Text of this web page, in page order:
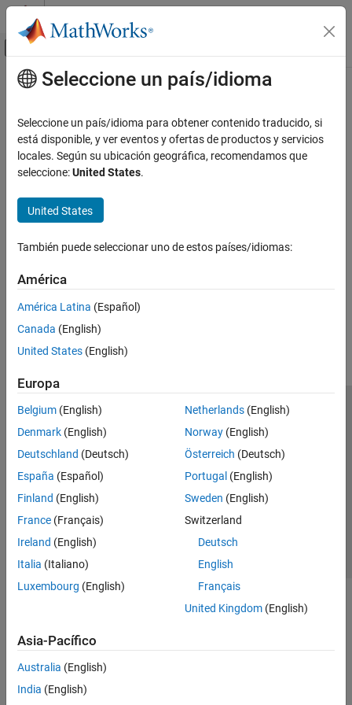
Saltar al contenido
Mostrar/ocultar menú de navegación
Inicio de Documentación
Contenido principal
How useful was this information?
Seleccione un país/idioma
Seleccione un país/idioma para obtener contenido traducido, si
está disponible, y ver eventos y ofertas de productos y servicios
locales. Según su ubicación geográfica, recomendamos que
seleccione:United States.
United States
También puede seleccionar uno de estos países/idiomas:
América
América Latina (Español)
Canada (English)
United States (English)
Europa
Belgium (English)
Denmark (English)
Deutschland (Deutsch)
España (Español)
Finland (English)
France (Français)
Ireland (English)
Italia (Italiano)
Luxembourg (English)
Netherlands(English)
Norway(English)
Österreich (Deutsch)
Portugal (English)
Sweden (English)
Switzerland
Deutsch
English
Français
United Kingdom(English)
Asia-Pacífico
Australia (English)
India (English)
Centro de confianza
Marcas comerciales
Política de privacidad
Antipiratería
Estado de las aplicaciones
Información de contacto
© 1994-2026 The MathWorks, Inc.